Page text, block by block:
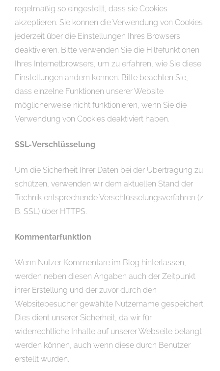
regelmäßig so eingestellt, dass sie Cookies
akzeptieren. Sie können die Verwendung von Cookies
jederzeit über die Einstellungen Ihres Browsers
deaktivieren. Bitte verwenden Sie die Hilfefunktionen
Ihres Internetbrowsers, um zu erfahren, wie Sie diese
Einstellungen ändern können. Bitte beachten Sie,
dass einzelne Funktionen unserer Website
möglicherweise nicht funktionieren, wenn Sie die
Verwendung von Cookies deaktiviert haben.
SSL-Verschlüsselung
Um die Sicherheit Ihrer Daten bei der Übertragung zu
schützen, verwenden wir dem aktuellen Stand der
Technik entsprechende Verschlüsselungsverfahren (z.
B. SSL) über HTTPS.
Kommentarfunktion
Wenn Nutzer Kommentare im Blog hinterlassen,
werden neben diesen Angaben auch der Zeitpunkt
ihrer Erstellung und der zuvor durch den
Websitebesucher gewählte Nutzername gespeichert.
Dies dient unserer Sicherheit, da wir für
widerrechtliche Inhalte auf unserer Webseite belangt
werden können, auch wenn diese durch Benutzer
erstellt wurden.